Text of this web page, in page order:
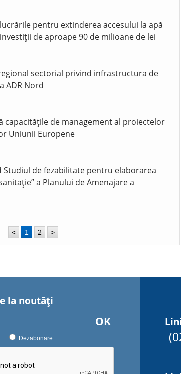
pentru extinderea accesului la apă
de aproape 90 de milioane de lei
sectorial privind infrastructura de
ADR Nord
capacitățile de management al proiectelor
Uniunii Europene
de fezabilitate pentru elaborarea
a Planului de Amenajare a
< 1 2 >
la noutăţi
OK
Dezabonare